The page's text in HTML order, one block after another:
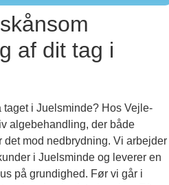
af dit tag i
i Juelsminde? Hos Vejle-
algebehandling, der både
det mod nedbrydning. Vi arbejder
i Juelsminde og leverer en
på grundighed. Før vi går i